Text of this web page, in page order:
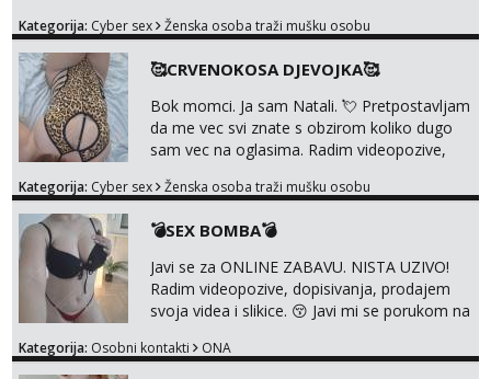
prljave i u svemu vidim samo užitak. 💦 U
po svojoj mjeri. Sexi videa s kolegicama,
dečkom ili pak ja sama di se dovodim do
ludila. 🍑 Naravno ako ti moja ponuda nije
dovoljna uvije...
Kategorija: Cyber sex Ženska osoba traži mušku osobu
🥰CRVENOKOSA DJEVOJKA🥰
Bok momci. Ja sam Natali. 💘 Pretpostavljam
da me vec svi znate s obzirom koliko dugo
sam vec na oglasima. Radim videopozive,
Za lijepu suradnju javi mi se porukom na
0045
Kategorija: Cyber sex Ženska osoba traži mušku osobu
💣SEX BOMBA💣
Javi se za ONLINE ZABAVU. NISTA UZIVO!
Radim videopozive, dopisivanja, prodajem
svoja videa i slikice. 😚 Javi mi se porukom na
0045
Kategorija: Osobni kontakti ONA